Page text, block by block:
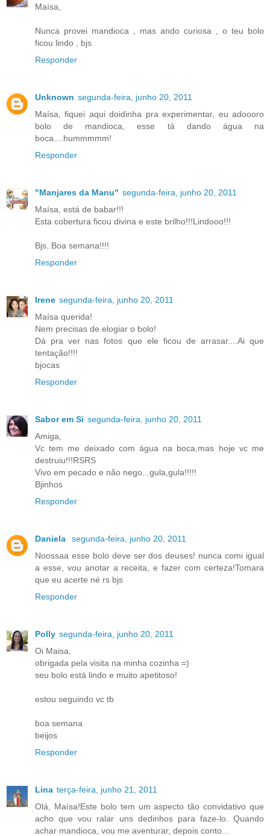
Maísa,
Nunca provei mandioca , mas ando curiosa , o teu bolo
ficou lindo , bjs
Responder
Unknown segunda-feira, junho 20, 2011
Maísa, fiquei aqui doidinha pra experimentar, eu adoooro
bolo de mandioca, esse tá dando água na
boca....hummmmm!
Responder
"Manjares da Manu" segunda-feira, junho 20, 2011
Maísa, está de babar!!!
Esta cobertura ficou divina e este brilho!!!Lindooo!!!
Bjs..Boa semana!!!!
Responder
Irene segunda-feira, junho 20, 2011
Maísa querida!
Nem precisas de elogiar o bolo!
Dá pra ver nas fotos que ele ficou de arrasar....Ai que
tentação!!!!
bjocas
Responder
Sabor em Si segunda-feira, junho 20, 2011
Amiga,
Vc tem me deixado com água na boca,mas hoje vc me
destruiu!!!RSRS
Vivo em pecado e não nego...gula,gula!!!!!
Bjinhos
Responder
Daniela
segunda-feira, junho 20, 2011
Noossaa esse bolo deve ser dos deuses! nunca comi igual
a esse, vou anotar a receita, e fazer com certeza!Tomara
que eu acerte né rs bjs
Responder
Polly segunda-feira, junho 20, 2011
Oi Maisa,
obrigada pela visita na minha cozinha =)
seu bolo está lindo e muito apetitoso!
estou seguindo vc tb
boa semana
beijos
Responder
Lina terça-feira, junho 21, 2011
Olá, Maísa!Este bolo tem um aspecto tão convidativo que
acho que vou ralar uns dedinhos para faze-lo. Quando
achar mandioca, vou me aventurar, depois conto...